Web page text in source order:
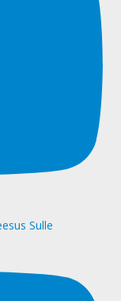
Sulle